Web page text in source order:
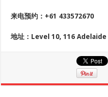
来电预约：+61 433572670
地址：Level 10, 116